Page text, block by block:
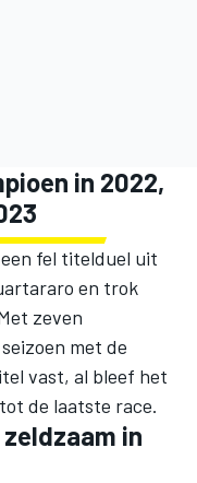
in 2022,
fel titelduel uit
en trok
zeven
met de
vast, al bleef het
de laatste race.
in